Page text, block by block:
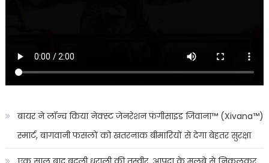
बायर ने लॉन्च किया नेक्स्ट जेनरेशन फंगीसाइड जिवाना™️ (Xivana™️)
स्मार्ट, बागवानी फसलों को खतरनाक बीमारियों से देगा बेहतर सुरक्षा